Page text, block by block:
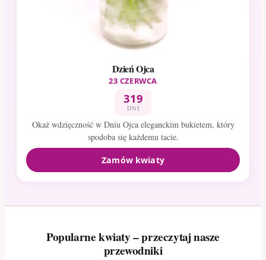
Dzień Ojca
23 CZERWCA
319
DNI
Okaż wdzięczność w Dniu Ojca eleganckim bukietem, który
spodoba się każdemu tacie.
Zamów kwiaty
Popularne kwiaty – przeczytaj nasze
przewodniki